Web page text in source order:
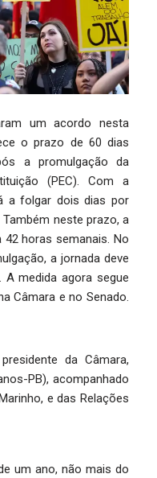
um acordo nesta
o prazo de 60 dias
a promulgação da
(PEC). Com a
a folgar dois dias por
neste prazo, a
42 horas semanais. No
a jornada deve
medida agora segue
Câmara e no Senado.
da Câmara,
PB), acompanhado
e das Relações
um ano, não mais do